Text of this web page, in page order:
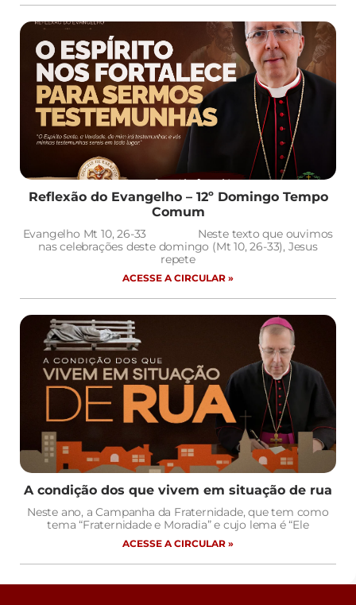
Reflexão do Evangelho – 12º Domingo Tempo
Comum
Evangelho Mt 10, 26-33 Neste texto que ouvimos
nas celebrações deste domingo (Mt 10, 26-33), Jesus
repete
ACESSE A CIRCULAR »
A condição dos que vivem em situação de rua
Neste ano, a Campanha da Fraternidade, que tem como
tema “Fraternidade e Moradia” e cujo lema é “Ele
ACESSE A CIRCULAR »